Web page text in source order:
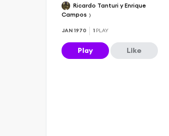
Ricardo Tanturi y Enrique
Campos
JAN 1970 1 PLAY
Play Like